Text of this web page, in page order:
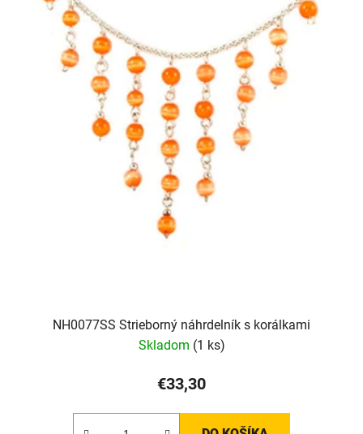
NH0077SS Strieborný náhrdelník s korálkami
Skladom (1 ks)
€33,30